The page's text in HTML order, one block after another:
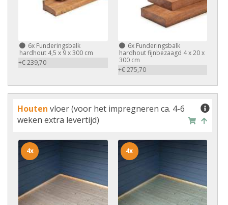
6x Funderingsbalk
hardhout 4,5 x 9 x 300 cm
+€ 239,70
6xFunderingsbalk
hardhout fijnbezaagd 4 x 20 x
300 cm
+€ 275,70
Houten vloer (voor het impregneren ca. 4-6
weken extra levertijd)
4x 4x